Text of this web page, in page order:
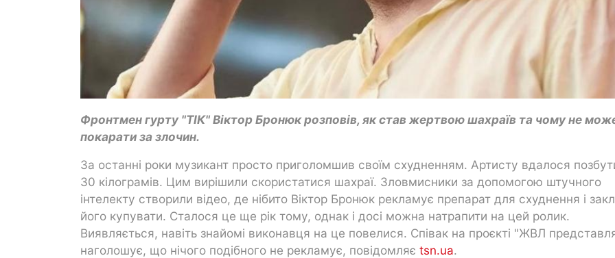
Фронтмен гурту "ТІК" Віктор Бронюк розповів, як став жертвою шахраїв та чому не
покарати за злочин.
За останні роки музикант просто приголомшив своїм схудненням. Артисту вдалося
30 кілограмів. Цим вирішили скористатися шахраї. Зловмисники за допомогою штучного
інтелекту створили відео, де нібито Віктор Бронюк рекламує препарат для схуднення і
його купувати. Сталося це ще рік тому, однак і досі можна натрапити на цей ролик.
Виявляється, навіть знайомі виконавця на це повелися. Співак на проєкті "ЖВЛ
наголошує, що нічого подібного не рекламує, повідомляє tsn.ua.